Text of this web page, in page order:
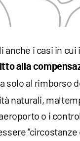
anche i casi in
alla
solo al rimborso
naturali,
o i
"circostanze